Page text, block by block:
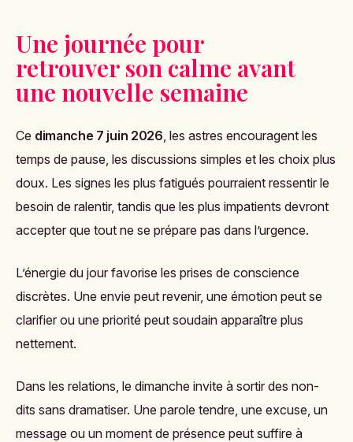
Une journée pour
retrouver son calme avant
une nouvelle semaine
Ce dimanche 7 juin 2026, les astres encouragent les
temps de pause, les discussions simples et les choix plus
doux. Les signes les plus fatigués pourraient ressentir le
besoin de ralentir, tandis que les plus impatients devront
accepter que tout ne se prépare pas dans l’urgence.
L’énergie du jour favorise les prises de conscience
discrètes. Une envie peut revenir, une émotion peut se
clarifier ou une priorité peut soudain apparaître plus
nettement.
Dans les relations, le dimanche invite à sortir des non-
dits sans dramatiser. Une parole tendre, une excuse, un
message ou un moment de présence peut suffire à